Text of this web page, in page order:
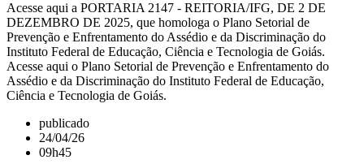
Acesse aqui a PORTARIA 2147 - REITORIA/IFG, DE 2 DE
DEZEMBRO DE 2025, que homologa o Plano Setorial de
Prevenção e Enfrentamento do Assédio e da Discriminação do
Instituto Federal de Educação, Ciência e Tecnologia de Goiás.
Acesse aqui o Plano Setorial de Prevenção e Enfrentamento do
Assédio e da Discriminação do Instituto Federal de Educação,
Ciência e Tecnologia de Goiás.
publicado
24/04/26
09h45